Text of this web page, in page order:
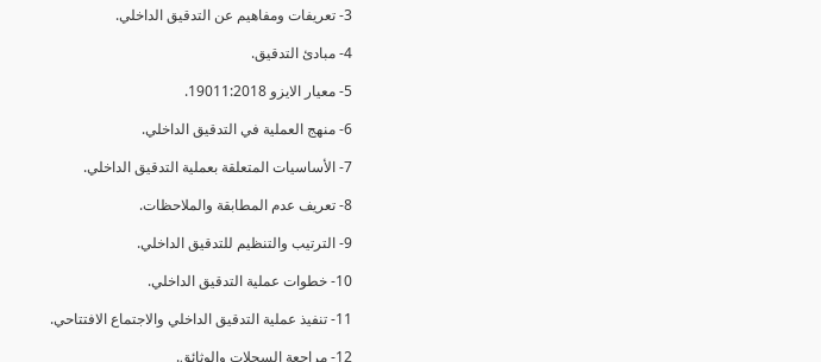
3- تعريفات ومفاهيم عن التدقيق الداخلي.
4- مبادئ التدقيق.
5- معيار الايزو 19011:2018.
6- منهج العملية في التدقيق الداخلي.
7- الأساسيات المتعلقة بعملية التدقيق الداخلي.
8- تعريف عدم المطابقة والملاحظات.
9- الترتيب والتنظيم للتدقيق الداخلي.
10- خطوات عملية التدقيق الداخلي.
11- تنفيذ عملية التدقيق الداخلي والاجتماع الافتتاحي.
12- مراجعة السجلات والوثائق.